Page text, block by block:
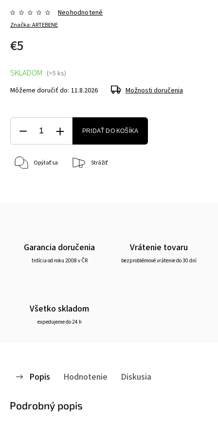
Značka:ARTEBENE
Neohodnotené
€5
SKLADOM (>5 ks)
Môžeme doručiť do: 11.8.2026 Možnosti doručenia
PRIDAŤ DO KOŠÍKA
Opýtať sa Strážiť
Garancia doručenia
trdícia od roku 2008 v ČR
Vrátenie tovaru
bezproblémové vrátenie do 30 dní
Všetko skladom
expedujeme do 24 h
Popis Hodnotenie Diskusia
Podrobný popis